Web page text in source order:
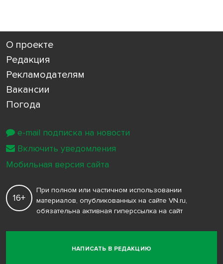
О проекте
Редакция
Рекламодателям
Вакансии
Погода
НАПИСАТЬ В РЕДАКЦИЮ
16+
При полном или частичном использовании
материалов, опубликованных на сайте VN.ru,
обязательна активная гиперссылка на сайт
e-mail подписка на новости
Включить уведомления
Мобильная версия сайта